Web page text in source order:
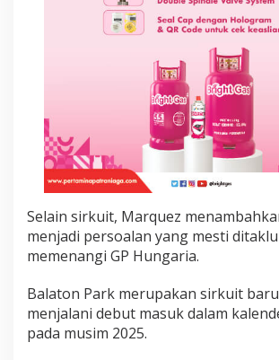
g
i
u
e
Selain sirkuit, Marquez
menjadi persoalan yang mesti
memenangi GP Hungaria.
Balaton Park merupakan sirkuit
menjalani debut masuk dalam
pada musim 2025.